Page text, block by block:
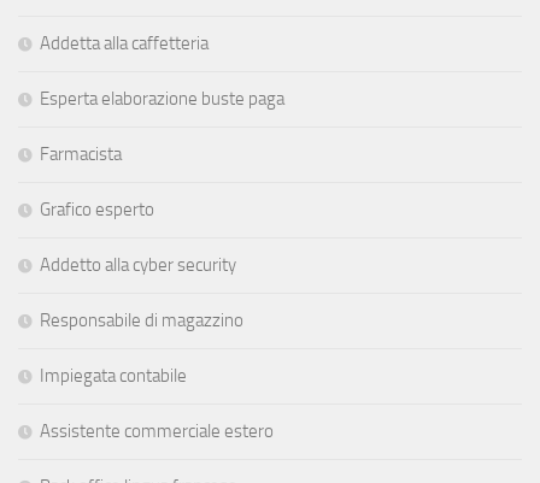
Addetta alla caffetteria
Esperta elaborazione buste paga
Farmacista
Grafico esperto
Addetto alla cyber security
Responsabile di magazzino
Impiegata contabile
Assistente commerciale estero